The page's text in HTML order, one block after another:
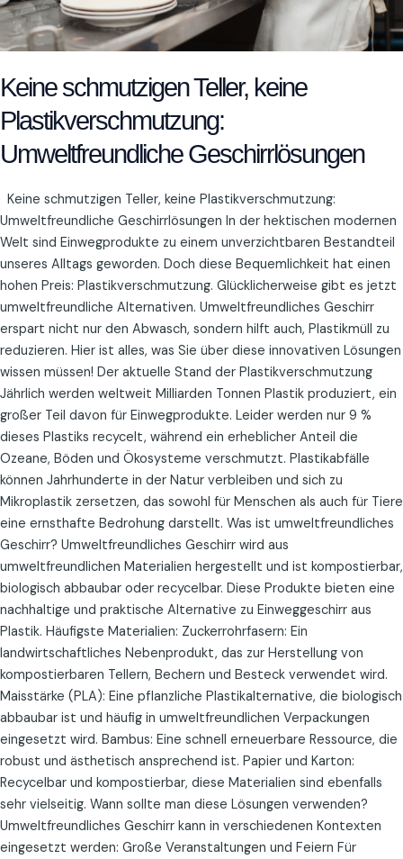
Keine schmutzigen Teller, keine
Plastikverschmutzung:
Umweltfreundliche Geschirrlösungen
Keine schmutzigen Teller, keine Plastikverschmutzung:
Umweltfreundliche Geschirrlösungen In der hektischen modernen
Welt sind Einwegprodukte zu einem unverzichtbaren Bestandteil
unseres Alltags geworden. Doch diese Bequemlichkeit hat einen
hohen Preis: Plastikverschmutzung. Glücklicherweise gibt es jetzt
umweltfreundliche Alternativen. Umweltfreundliches Geschirr
erspart nicht nur den Abwasch, sondern hilft auch, Plastikmüll zu
reduzieren. Hier ist alles, was Sie über diese innovativen Lösungen
wissen müssen! Der aktuelle Stand der Plastikverschmutzung
Jährlich werden weltweit Milliarden Tonnen Plastik produziert, ein
großer Teil davon für Einwegprodukte. Leider werden nur 9 %
dieses Plastiks recycelt, während ein erheblicher Anteil die
Ozeane, Böden und Ökosysteme verschmutzt. Plastikabfälle
können Jahrhunderte in der Natur verbleiben und sich zu
Mikroplastik zersetzen, das sowohl für Menschen als auch für Tiere
eine ernsthafte Bedrohung darstellt. Was ist umweltfreundliches
Geschirr? Umweltfreundliches Geschirr wird aus
umweltfreundlichen Materialien hergestellt und ist kompostierbar,
biologisch abbaubar oder recycelbar. Diese Produkte bieten eine
nachhaltige und praktische Alternative zu Einweggeschirr aus
Plastik. Häufigste Materialien: Zuckerrohrfasern: Ein
landwirtschaftliches Nebenprodukt, das zur Herstellung von
kompostierbaren Tellern, Bechern und Besteck verwendet wird.
Maisstärke (PLA): Eine pflanzliche Plastikalternative, die biologisch
abbaubar ist und häufig in umweltfreundlichen Verpackungen
eingesetzt wird. Bambus: Eine schnell erneuerbare Ressource, die
robust und ästhetisch ansprechend ist. Papier und Karton:
Recycelbar und kompostierbar, diese Materialien sind ebenfalls
sehr vielseitig. Wann sollte man diese Lösungen verwenden?
Umweltfreundliches Geschirr kann in verschiedenen Kontexten
eingesetzt werden: Große Veranstaltungen und Feiern Für